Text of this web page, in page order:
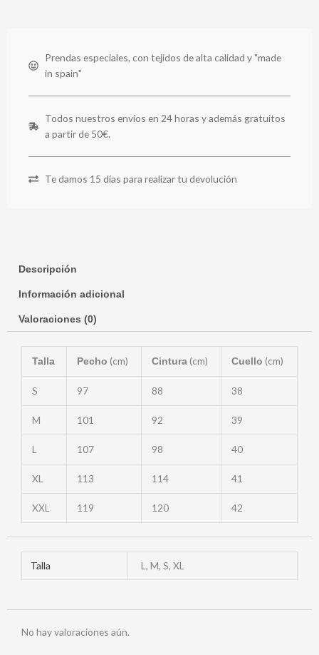
Prendas especiales, con tejidos de alta calidad y "made
in spain"
Todos nuestros envíos en 24 horas y además gratuitos
a partir de 50€.
Te damos 15 días para realizar tu devolución
Descripción
Información adicional
Valoraciones (0)
Talla Pecho (cm) Cintura(cm) Cuello (cm)
S 97 88 38
M 101 92 39
L 107 98 40
XL 113 114 41
XXL 119 120 42
Talla L, M, S, XL
No hay valoraciones aún.